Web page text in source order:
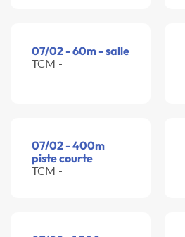
07/02 - 60m - salle
TCM -
07/02 - 400m
piste courte
TCM -